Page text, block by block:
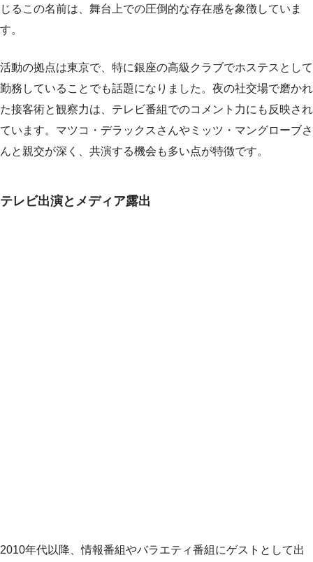
じるこの名前は、舞台上での圧倒的な存在感を象徴していま
す。
活動の拠点は東京で、特に銀座の高級クラブでホステスとして
勤務していることでも話題になりました。夜の社交場で磨かれ
た接客術と観察力は、テレビ番組でのコメント力にも反映され
ています。マツコ・デラックスさんやミッツ・マングローブさ
んと親交が深く、共演する機会も多い点が特徴です。
テレビ出演とメディア露出
2010年代以降、情報番組やバラエティ番組にゲストとして出